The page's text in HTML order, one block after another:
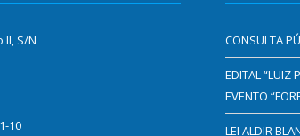
II, S/N
10
CONSULTA
EDITAL “LUIZ
EVENTO
LEI ALDIR